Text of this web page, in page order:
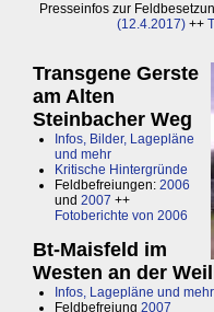
Presseinfos zur
(12.4.2017)++
Transgene Gerste
am Alten
Steinbacher Weg
Infos, Bilder, Lagepläne
und mehr
Kritische Hintergründe
Feldbefreiungen: 2006
und 2007 ++
Fotoberichte von 2006
Bt-Maisfeld im
Westen an der
Infos, Lagepläne und mehr
Feldbefreiung 2007